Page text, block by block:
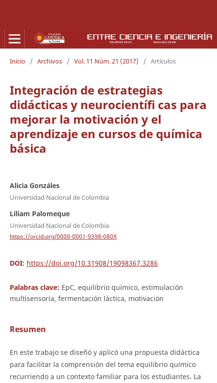
Inicio / Archivos / Vol. 11 Núm. 21 (2017) / Artículos
Integración de estrategias
didácticas y neurocientífi cas para
mejorar la motivación y el
aprendizaje en cursos de química
básica
Alicia Gonzáles
Universidad Nacional de Colombia
Liliam Palomeque
Universidad Nacional de Colombia
https://orcid.org/0000-0001-9398-080X
DOI: https://doi.org/10.31908/19098367.3286
Palabras clave: EpC, equilibrio químico, estimulación
multisensoria, fermentación láctica, motivación
Resumen
En este trabajo se diseñó y aplicó una propuesta didáctica
para facilitar la comprensión del tema equilibrio químico
recurriendo a un contexto familiar para los estudiantes. La